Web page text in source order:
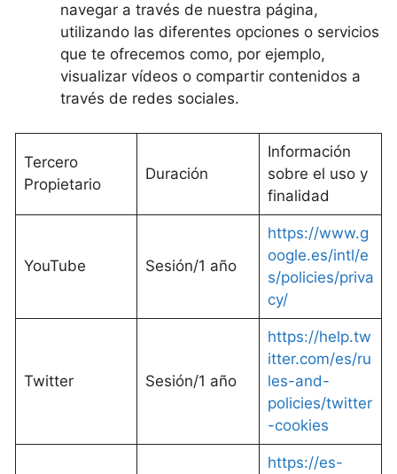
navegar a través de nuestra página,
utilizando las diferentes opciones o servicios
que te ofrecemos como, por ejemplo,
visualizar vídeos o compartir contenidos a
través de redes sociales.
Tercero
Propietario
Duración
Información
sobre el uso y
finalidad
YouTube Sesión/1 año
https://www.g
oogle.es/intl/e
s/policies/priva
cy/
Twitter Sesión/1 año
https://help.tw
itter.com/es/ru
les-and-
policies/twitter
-cookies
https://es-